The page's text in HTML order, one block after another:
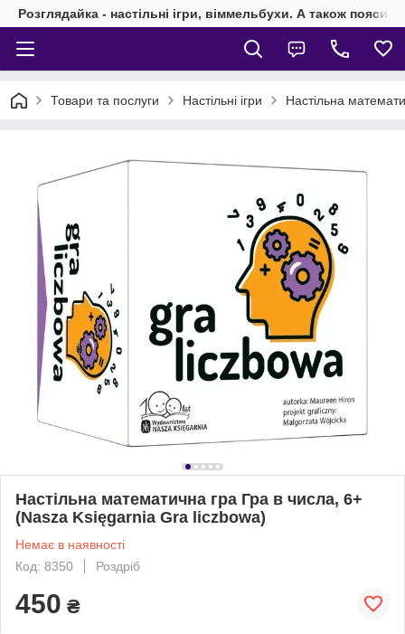
Розглядайка - настільні ігри, віммельбухи. А також пояси
Товари та послуги Настільні ігри Настільна
Настільна математична гра Гра в числа, 6+
(Nasza Księgarnia Gra liczbowa)
Немає в наявності
Код: 8350
Роздріб
450 ₴